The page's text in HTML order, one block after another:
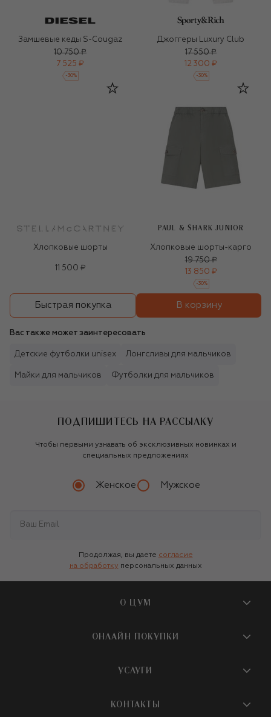
Замшевые кеды S-Cougaz
10 750 ₽
7 525 ₽
-30%
Джоггеры Luxury Club
17 550 ₽
12 300 ₽
-30%
Хлопковые шорты
11 500 ₽
PAUL & SHARK JUNIOR
Хлопковые шорты-карго
19 750 ₽
13 850 ₽
-30%
Быстрая покупка В корзину
Вас также может заинтересовать
Детские футболки unisex Лонгсливы для мальчиков
Майки для мальчиков Футболки для мальчиков
ПОДПИШИТЕСЬ НА РАССЫЛКУ
Чтобы первыми узнавать об эксклюзивных новинках и
специальных предложениях
Женское Мужское
Продолжая, вы даете согласие
на обработку персональных данных
О ЦУМ
О магазине
Бутики и ПВЗ ЦУМ
ОНЛАЙН ПОКУПКИ
Доставка
УСЛУГИ
КОНТАКТЫ